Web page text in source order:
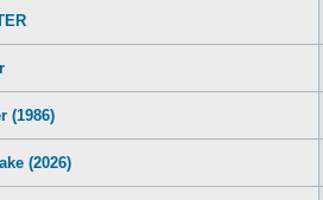
(1986)
(2026)